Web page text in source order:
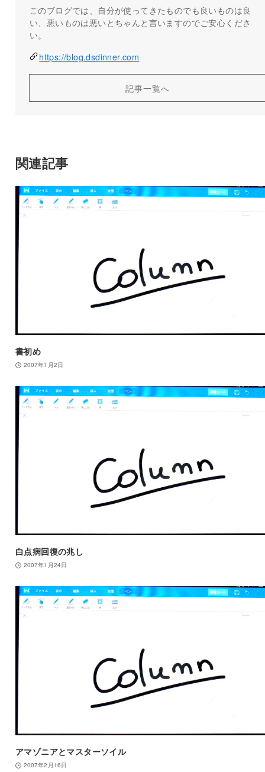
このブログでは、自分が使ってきたものでも良いものは良
い、悪いものは悪いとちゃんと言いますのでご安心くださ
い。
https://blog.dsdinner.com
記事一覧へ
関連記事
書初め
2007年1月2日
白点病回復の兆し
2007年1月24日
アマゾニアとマスターソイル
2007年2月16日